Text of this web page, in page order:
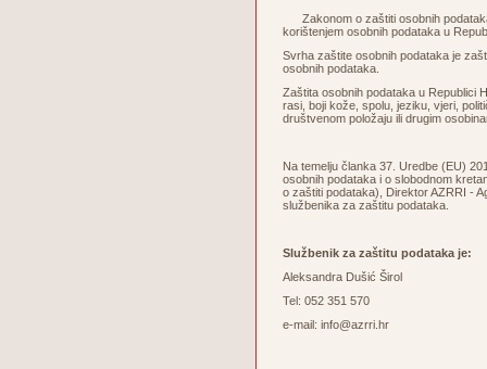
Zakonom o zaštiti osobnih
korištenjem osobnih podataka u
Svrha zaštite osobnih podataka je
osobnih podataka.
Zaštita osobnih podataka u Republici
rasi, boji kože, spolu, jeziku, vjeri,
društvenom položaju ili drugim
Na temelju članka 37. Uredbe (EU)
osobnih podataka i o slobodnom
o zaštiti podataka), Direktor AZRRI -
službenika za zaštitu podataka.
Službenik za zaštitu podataka je:
Aleksandra Dušić Širol
Tel: 052 351 570
e-mail: info@azrri.hr